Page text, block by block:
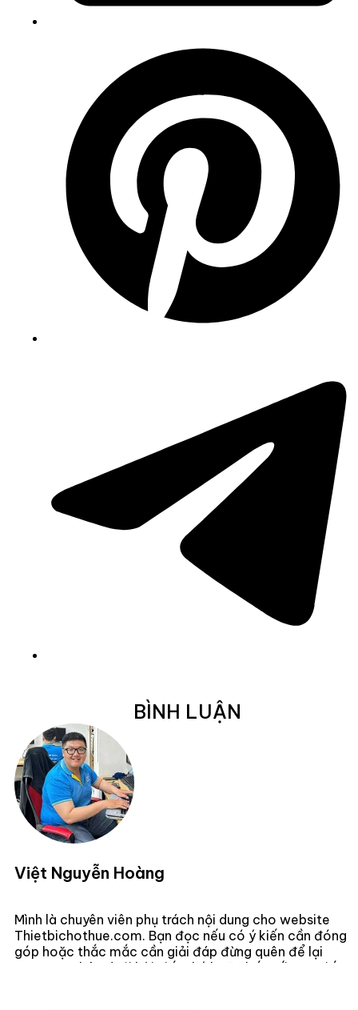
BÌNH LUẬN
Việt Nguyễn Hoàng
Mình là chuyên viên phụ trách nội dung cho website
Thietbichothue.com. Bạn đọc nếu có ý kiến cần đóng
góp hoặc thắc mắc cần giải đáp đừng quên để lại
comment bên dưới bài viết nhé hoặc kết nối trực tiếp